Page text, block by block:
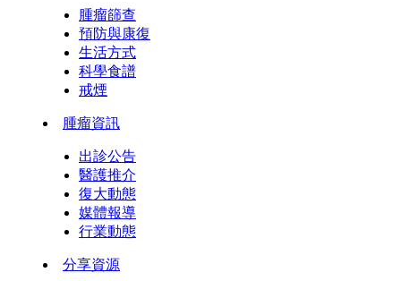
腫瘤篩查
預防與康復
生活方式
科學食譜
戒煙
腫瘤資訊
出診公告
醫護推介
復大動態
媒體報導
行業動態
分享資源